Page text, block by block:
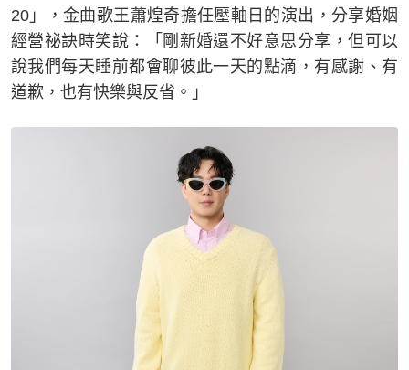
20」，金曲歌王蕭煌奇擔任壓軸日的演出，分享婚姻
經營祕訣時笑說：「剛新婚還不好意思分享，但可以
說我們每天睡前都會聊彼此一天的點滴，有感謝、有
道歉，也有快樂與反省。」